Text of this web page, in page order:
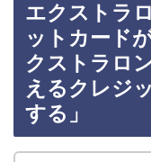
エクストラ
ットカード
クストラロ
えるクレジ
する」